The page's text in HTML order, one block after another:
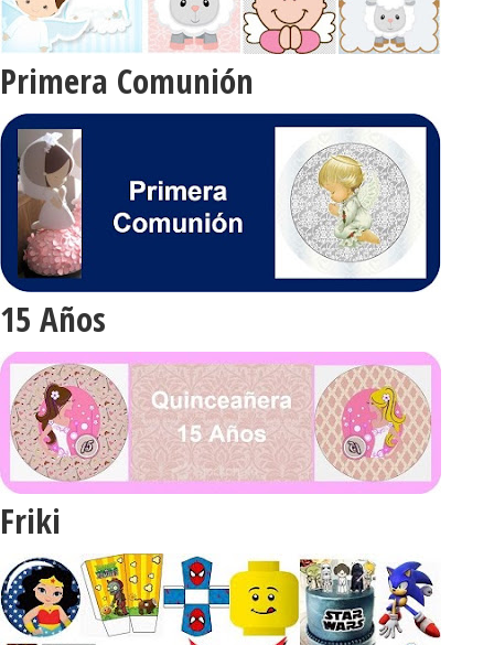
Primera Comunión
15 Años
Friki